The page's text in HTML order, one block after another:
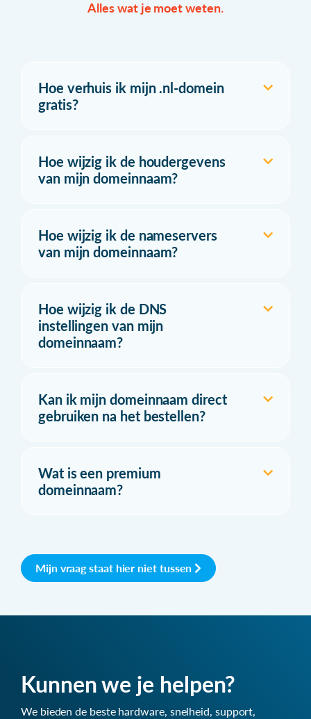
Alles wat je moet weten.
Hoe verhuis ik mijn .nl-domein
gratis?
Hoe wijzig ik de houdergevens
van mijn domeinnaam?
Hoe wijzig ik de nameservers
van mijn domeinnaam?
Hoe wijzig ik de DNS
instellingen van mijn
domeinnaam?
Kan ik mijn domeinnaam direct
gebruiken na het bestellen?
Wat is een premium
domeinnaam?
Mijn vraag staat hier niet tussen
Kunnen we je helpen?
We bieden de beste hardware, snelheid, support,